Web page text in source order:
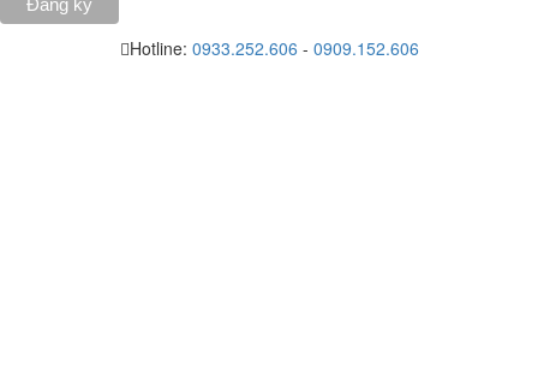
Hotline: 0933.252.606 - 0909.152.606